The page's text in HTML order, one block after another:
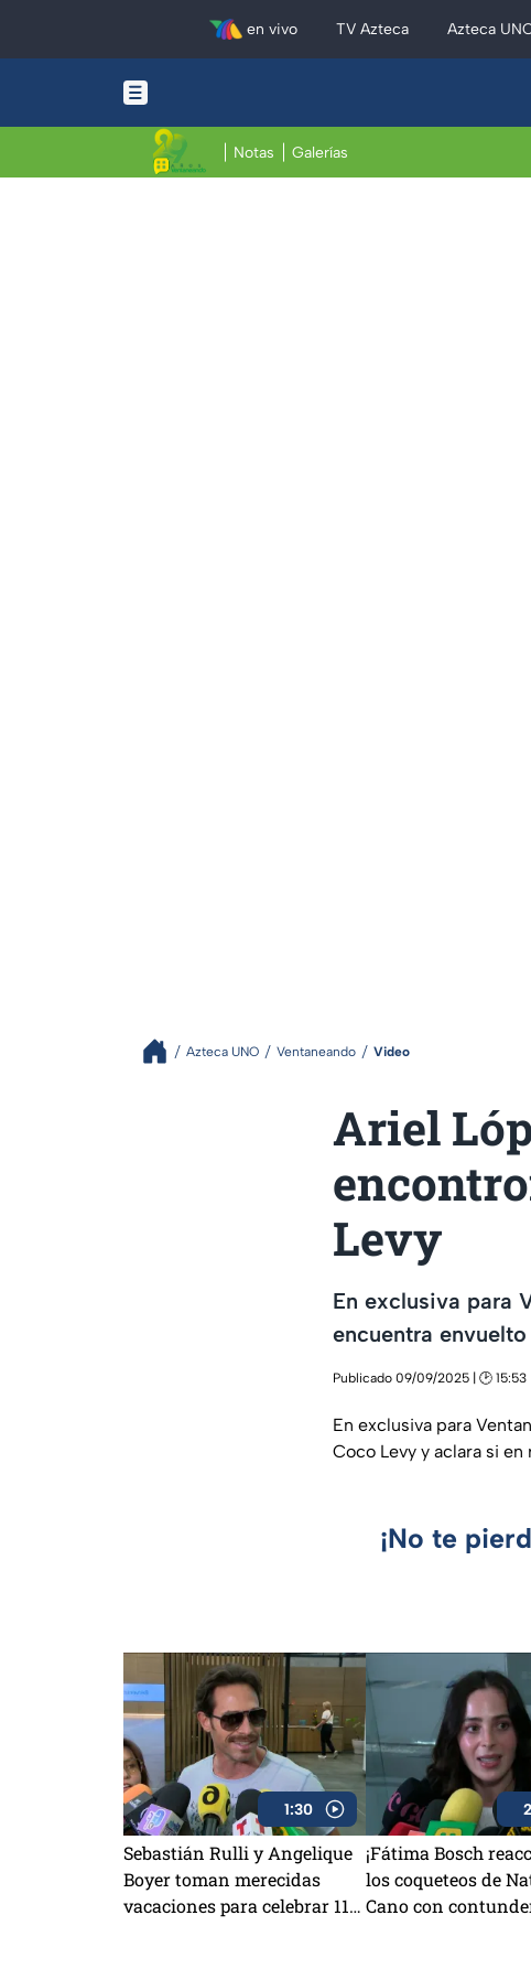
en vivo TV Azteca Azteca
Notas Galerías
Azteca UNO Ventaneando Video
Ariel
Levy
En exclusiva para
encuentra
Publicado 09/09/2025 | 🕑 15:53
En exclusiva para
Coco Levy y aclara si en
¡No te
1:30
Sebastián Rulli y Angelique
Boyer toman merecidas
vacaciones para celebrar 11
¡Fátima Bosch
los coqueteos de
Cano con